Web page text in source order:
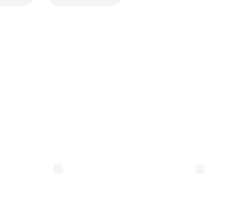
退款等相關疑問，請聯繫「AFTEE先享後付